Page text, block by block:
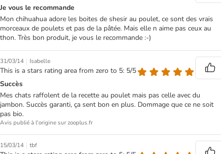
Je vous le recommande
Mon chihuahua adore les boites de shesir au poulet, ce sont des vrais
morceaux de poulets et pas de la pâtée. Mais elle n aime pas ceux au
thon. Très bon produit, je vous le recommande :-)
31/03/14 | Isabelle
This is a stars rating area from zero to 5: 5/5
Succès
Mes chats raffolent de la recette au poulet mais pas celle avec du
jambon. Succès garanti, ça sent bon en plus. Dommage que ce ne soit
pas bio.
Avis publié à l'origine sur zooplus.fr
15/03/14 | tbf